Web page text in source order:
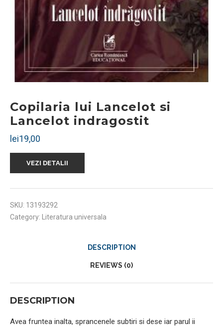
Copilaria lui Lancelot si
Lancelot indragostit
lei19,00
VEZI DETALII
SKU: 13193292
Category:
Literatura universala
DESCRIPTION
REVIEWS (0)
DESCRIPTION
Avea fruntea inalta, sprancenele subtiri si dese iar parul ii